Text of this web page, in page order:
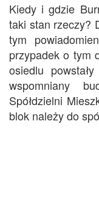
Kiedy i gdzie
taki stan rzeczy?
tym
przypadek o tym
osiedlu
wspomniany
Spółdzielni
blok należy do